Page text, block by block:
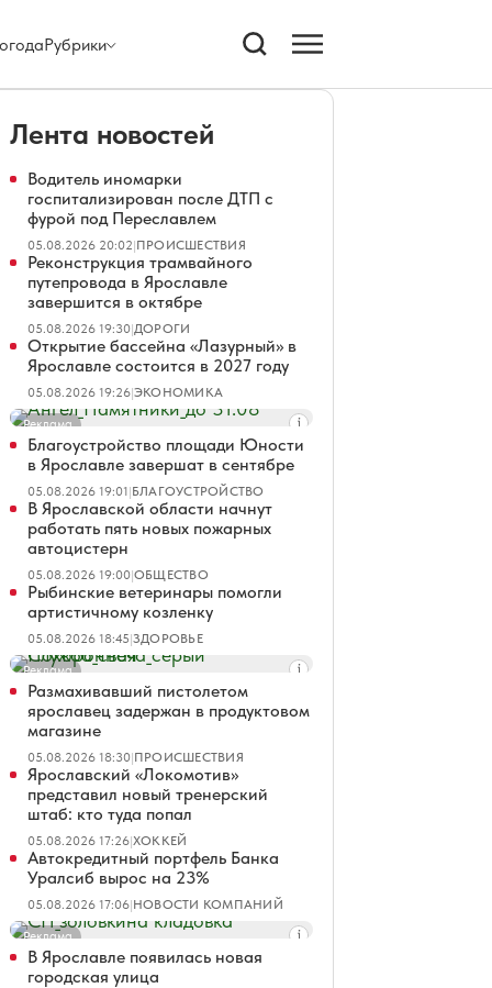
Рубрики
Лента новостей
Водитель иномарки
госпитализирован после ДТП с
фурой под Переславлем
05.08.2026 20:02|ПРОИСШЕСТВИЯ
Реконструкция трамвайного
путепровода в Ярославле
завершится в октябре
05.08.2026 19:30|ДОРОГИ
Открытие бассейна «Лазурный» в
Ярославле состоится в 2027 году
05.08.2026 19:26|ЭКОНОМИКА
Реклама
Благоустройство площади Юности
в Ярославле завершат в сентябре
05.08.2026 19:01|БЛАГОУСТРОЙСТВО
В Ярославской области начнут
работать пять новых пожарных
автоцистерн
05.08.2026 19:00|ОБЩЕСТВО
Рыбинские ветеринары помогли
артистичному козленку
05.08.2026 18:45|ЗДОРОВЬЕ
Реклама
Размахивавший пистолетом
ярославец задержан в продуктовом
магазине
05.08.2026 18:30|ПРОИСШЕСТВИЯ
Ярославский «Локомотив»
представил новый тренерский
штаб: кто туда попал
05.08.2026 17:26|ХОККЕЙ
Автокредитный портфель Банка
Уралсиб вырос на 23%
05.08.2026 17:06|НОВОСТИ КОМПАНИЙ
Реклама
В Ярославле появилась новая
городская улица